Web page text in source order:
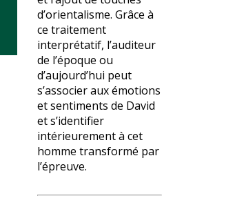
d’orientalisme. Grâce à
ce traitement
interprétatif, l’auditeur
de l’époque ou
d’aujourd’hui peut
s’associer aux émotions
et sentiments de David
et s’identifier
intérieurement à cet
homme transformé par
l’épreuve.